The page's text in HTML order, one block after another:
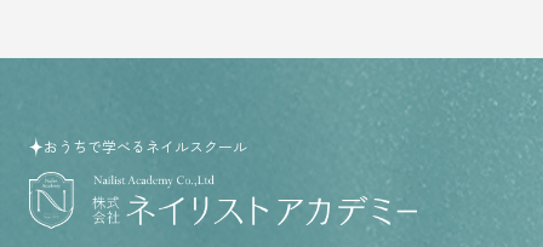
おうちで学べるネイルスクール